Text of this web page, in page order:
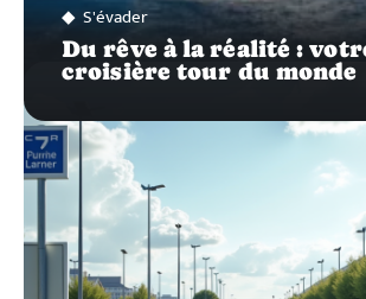
S'évader
Du rêve à la réalité :
croisière tour du monde